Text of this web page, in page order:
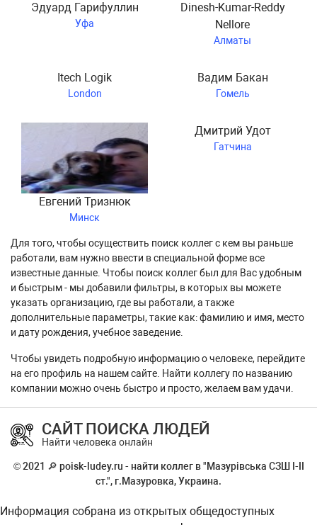
Эдуард Гарифуллин
Уфа
Dinesh-Kumar-Reddy
Nellore
Алматы
Itech Logik
London
Вадим Бакан
Гомель
Евгений Тризнюк
Минск
Дмитрий Удот
Гатчина
Для того, чтобы осуществить поиск коллег с кем вы раньше
работали, вам нужно ввести в специальной форме все
известные данные. Чтобы поиск коллег был для Вас удобным
и быстрым - мы добавили фильтры, в которых вы можете
указать организацию, где вы работали, а также
дополнительные параметры, такие как: фамилию и имя, место
и дату рождения, учебное заведение.
Чтобы увидеть подробную информацию о человеке, перейдите
на его профиль на нашем сайте. Найти коллегу по названию
компании можно очень быстро и просто, желаем вам удачи.
САЙТ ПОИСКА ЛЮДЕЙ
Найти человека онлайн
© 2021 🔎 poisk-ludey.ru - найти коллег в "Мазурівська СЗШ І-ІІ
ст.", г.Мазуровка, Украина.
Информация собрана из открытых общедоступных